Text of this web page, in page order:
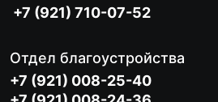
+7 (921) 710-07-52
Отдел благоустройства
+7 (921) 008-25-40